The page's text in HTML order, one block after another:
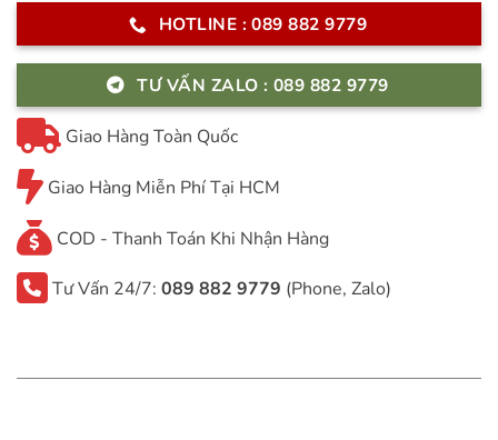
HOTLINE : 089 882 9779
TƯ VẤN ZALO : 089 882 9779
Giao Hàng Toàn Quốc
Giao Hàng Miễn Phí Tại HCM
COD - Thanh Toán Khi Nhận Hàng
Tư Vấn 24/7: 089 882 9779 (Phone, Zalo)